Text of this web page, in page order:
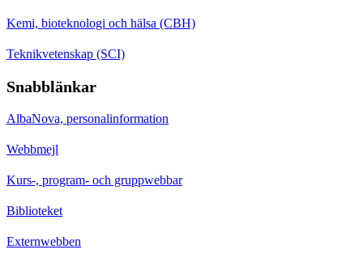
Kemi, bioteknologi och hälsa (CBH)
Teknikvetenskap (SCI)
Snabblänkar
AlbaNova, personalinformation
Webbmejl
Kurs-, program- och gruppwebbar
Biblioteket
Externwebben